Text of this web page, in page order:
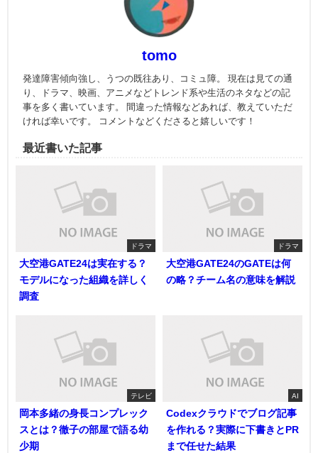
tomo
発達障害傾向強し、うつの既往あり、コミュ障。 現在は見ての通
り、ドラマ、映画、アニメなどトレンド系や生活のネタなどの記
事を多く書いています。 間違った情報などあれば、教えていただ
ければ幸いです。 コメントなどくださると嬉しいです！
最近書いた記事
ドラマ
大空港GATE24は実在する？
モデルになった組織を詳しく
調査
ドラマ
大空港GATE24のGATEは何
の略？チーム名の意味を解説
テレビ
岡本多緒の身長コンプレック
スとは？徹子の部屋で語る幼
少期
AI
Codexクラウドでブログ記事
を作れる？実際に下書きとPR
まで任せた結果